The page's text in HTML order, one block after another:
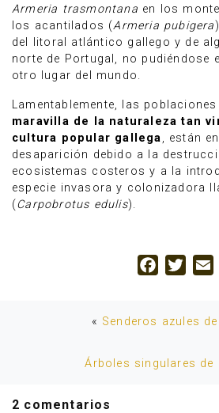
Armeria trasmontana en los
los acantilados (Armeria pubigera
del litoral atlántico gallego y de
norte de Portugal, no pudiéndose
otro lugar del mundo.
Lamentablemente, las
maravilla de la naturaleza tan
cultura popular gallega, están
desaparición debido a la
ecosistemas costeros y a la
especie invasora y colonizadora
(Carpobrotus edulis).
Facebook
« Senderos azules
Árboles singulares de
2 comentarios